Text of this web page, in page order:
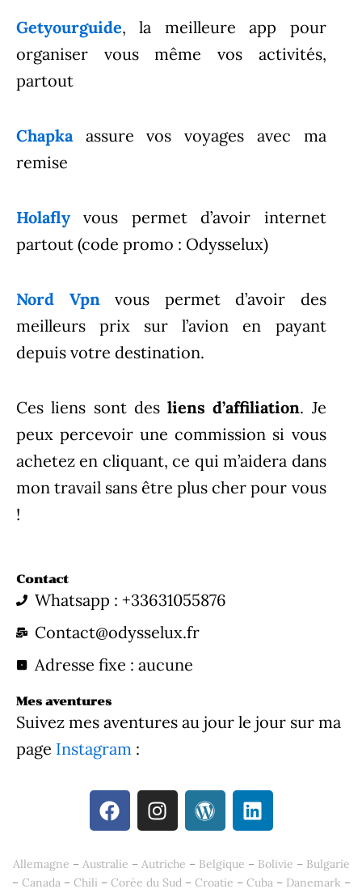
Getyourguide, la meilleure app pour
organiser vous même vos activités,
partout
Chapkaassure vos voyages avec ma
remise
Holafly vous permet d’avoir internet
partout (code promo : Odysselux)
Nord Vpnvous permet d’avoir des
meilleurs prix sur l’avion en payant
depuis votre destination.
Ces liens sont desliens d’affiliation. Je
peux percevoir une commission si vous
achetez en cliquant, ce qui m’aidera dans
mon travail sans être plus cher pour vous
!
Contact
Whatsapp : +33631055876
Contact@odysselux.fr
Adresse fixe : aucune
Mes aventures
Suivez mes aventures au jour le jour sur ma
page Instagram :
F
a
e
b
I
n
t
a
W
o
d
p
L
i
k
e
Allemagne – Australie – Autriche – Belgique – Bolivie – Bulgarie
– Canada– Chili – Corée du Sud– Croatie – Cuba– Danemark –